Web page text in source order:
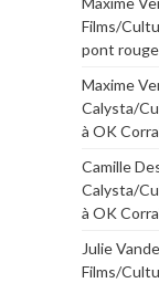
Films/
pont rouge
Maxime
Calysta/
à OK
Camille
Calysta/
à OK
Julie
Films/